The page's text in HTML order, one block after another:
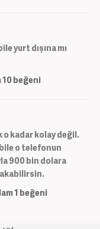
yurt dışına mı
10beğeni
kadar kolay değil.
o telefonun
900 bin dolara
1 beğeni